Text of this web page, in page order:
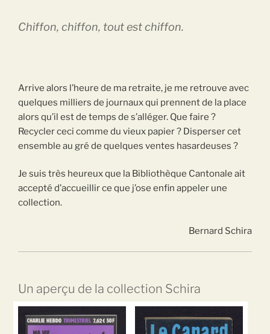
Chiffon, chiffon, tout est chiffon.
Arrive alors l’heure de ma retraite, je me retrouve avec
quelques milliers de journaux qui prennent de la place
alors qu’il est de temps de s’alléger. Que faire ?
Recycler ceci comme du vieux papier ? Disperser cet
ensemble au gré de quelques ventes hasardeuses ?
Je suis très heureux que la Bibliothèque Cantonale ait
accepté d’accueillir ce que j’ose enfin appeler une
collection.
Bernard Schira
Un aperçu de la collection Schira